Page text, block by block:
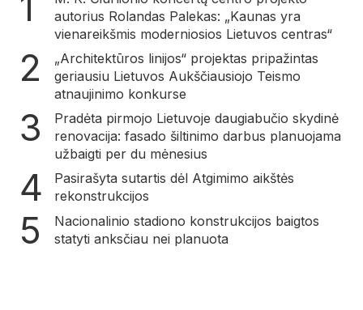
autorius Rolandas Palekas: „Kaunas yra
vienareikšmis moderniosios Lietuvos centras“
„Architektūros linijos“ projektas pripažintas
geriausiu Lietuvos Aukščiausiojo Teismo
atnaujinimo konkurse
Pradėta pirmojo Lietuvoje daugiabučio skydinė
renovacija: fasado šiltinimo darbus planuojama
užbaigti per du mėnesius
Pasirašyta sutartis dėl Atgimimo aikštės
rekonstrukcijos
Nacionalinio stadiono konstrukcijos baigtos
statyti anksčiau nei planuota